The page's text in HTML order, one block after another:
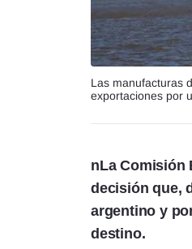
Las manufacturas
exportaciones por
nLa Comisión
decisión que,
argentino y
destino.